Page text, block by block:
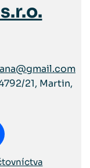
21, Martin,